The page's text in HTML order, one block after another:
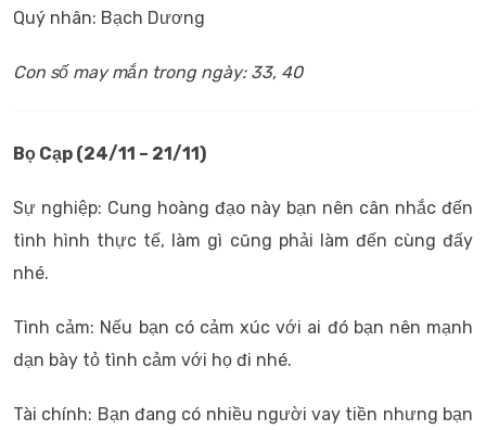
Quý nhân: Bạch Dương
Con số may mắn trong ngày: 33, 40
Bọ Cạp (24/11 – 21/11)
Sự nghiệp: Cung hoàng đạo này bạn nên cân nhắc đến
tình hình thực tế, làm gì cũng phải làm đến cùng đấy
nhé.
Tình cảm: Nếu bạn có cảm xúc với ai đó bạn nên mạnh
dạn bày tỏ tình cảm với họ đi nhé.
Tài chính: Bạn đang có nhiều người vay tiền nhưng bạn